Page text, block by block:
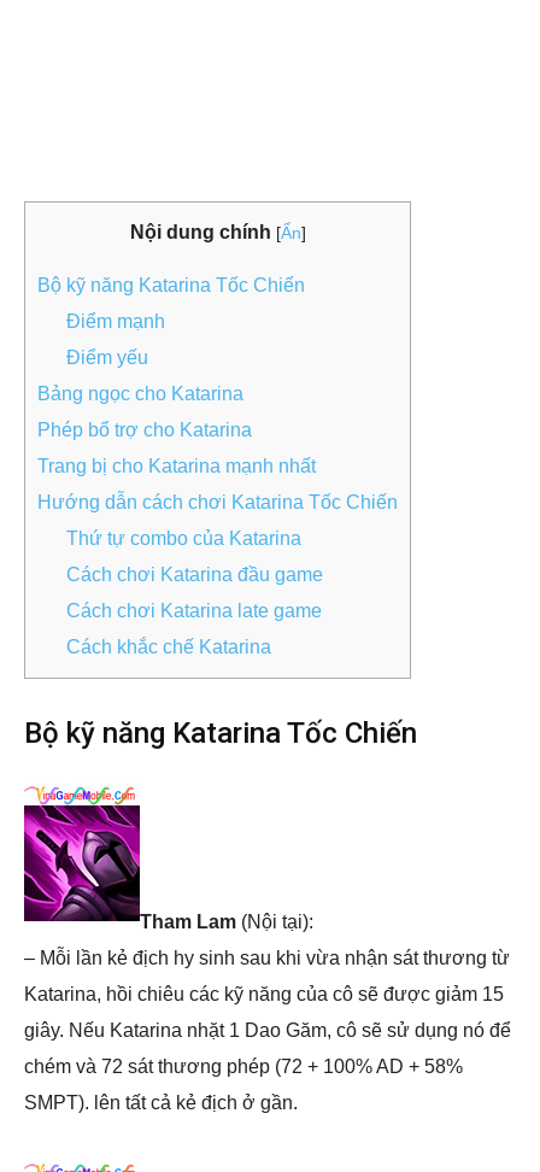
Nội dung chính [Ẩn]
Bộ kỹ năng Katarina Tốc Chiến
Điểm mạnh
Điểm yếu
Bảng ngọc cho Katarina
Phép bổ trợ cho Katarina
Trang bị cho Katarina mạnh nhất
Hướng dẫn cách chơi Katarina Tốc Chiến
Thứ tự combo của Katarina
Cách chơi Katarina đầu game
Cách chơi Katarina late game
Cách khắc chế Katarina
Bộ kỹ năng Katarina Tốc Chiến
Tham Lam (Nội tại):
– Mỗi lần kẻ địch hy sinh sau khi vừa nhận sát thương từ
Katarina, hồi chiêu các kỹ năng của cô sẽ được giảm 15
giây. Nếu Katarina nhặt 1 Dao Găm, cô sẽ sử dụng nó để
chém và 72 sát thương phép (72 + 100% AD + 58%
SMPT). lên tất cả kẻ địch ở gần.